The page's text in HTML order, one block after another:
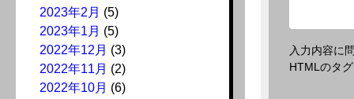
2023年2月 (5)
2023年1月 (5)
2022年12月 (3)
2022年11月 (2)
2022年10月 (6)
入力内容に
HTMLのタ